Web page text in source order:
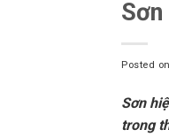
Posted on
Sơn
trong